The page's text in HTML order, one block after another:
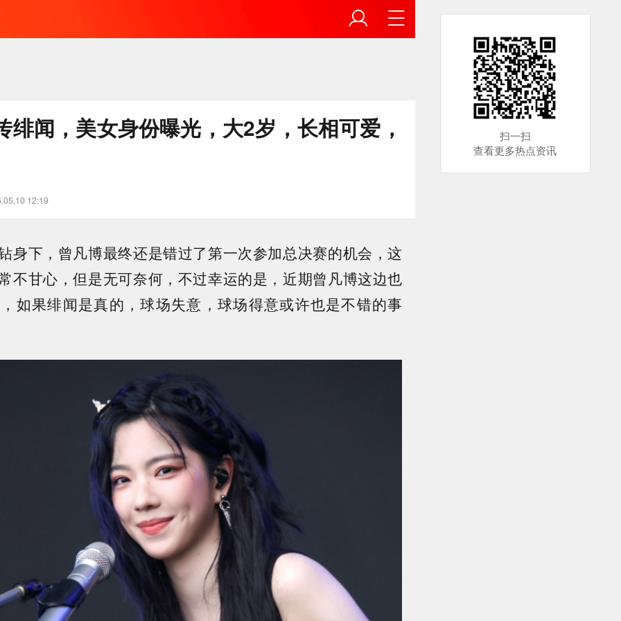
绯闻，美女身份曝光，大2岁，长相可爱，
12:19
身下，曾凡博最终还是错过了第一次参加总决赛的机会，这
不甘心，但是无可奈何，不过幸运的是，近期曾凡博这边也
如果绯闻是真的，球场失意，球场得意或许也是不错的事
扫一扫
查看更多热点资讯